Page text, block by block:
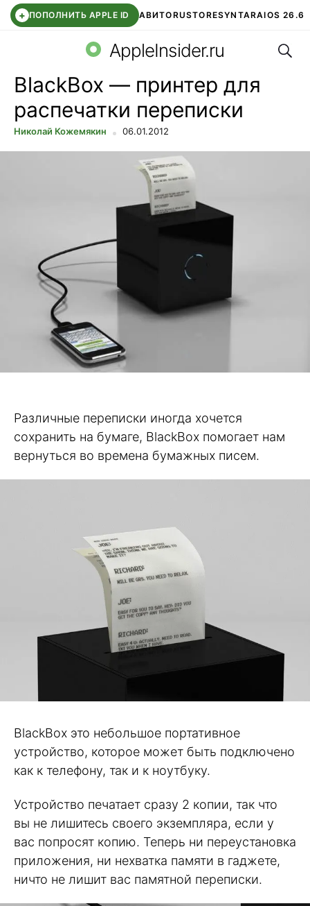
+ ПОПОЛНИТЬ APPLE ID АВИТОRUSTORESYNTARAIOS 26.6
СБЕР КИДС ЧАТ ROBLOXВТБ ОНЛАЙН
AppleInsider.ru
BlackBox — принтер для
распечатки переписки
Николай Кожемякин 06.01.2012
Различные переписки иногда хочется
сохранить на бумаге, BlackBox помогает нам
вернуться во времена бумажных писем.
BlackBox это небольшое портативное
устройство, которое может быть подключено
как к телефону, так и к ноутбуку.
Устройство печатает сразу 2 копии, так что
вы не лишитесь своего экземпляра, если у
вас попросят копию. Теперь ни переустановка
приложения, ни нехватка памяти в гаджете,
ничто не лишит вас памятной переписки.